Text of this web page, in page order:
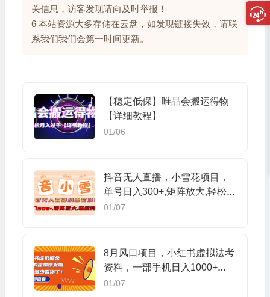
关信息，访客发现请向及时举报！
6 本站资源大多存储在云盘，如发现链接失效，请联
系我们我们会第一时间更新。
【稳定低保】唯品会搬运得物
【详细教程】
01/06
抖音无人直播，小雪花项目，
单号日入300+,矩阵放大,轻松
月入3W+
01/07
8月风口项目，小红书虚拟法考
资料，一部手机日入1000+
（教程+素材）
01/07